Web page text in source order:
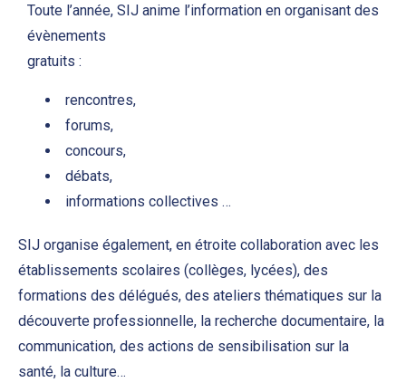
Toute l’année, SIJ anime l’information en organisant des
évènements
gratuits :
rencontres,
forums,
concours,
débats,
informations collectives …
SIJ organise également, en étroite collaboration avec les
établissements scolaires (collèges, lycées), des
formations des délégués, des ateliers thématiques sur la
découverte professionnelle, la recherche documentaire, la
communication, des actions de sensibilisation sur la
santé, la culture…